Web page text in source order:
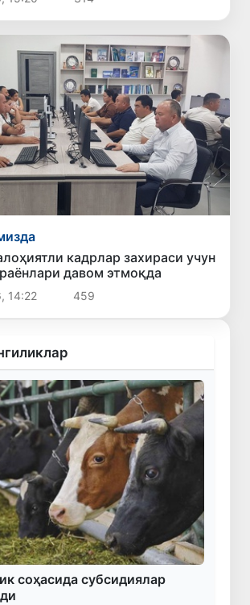
кадрлар захираси учун
давом этмоқда
14:22 459
соҳасида субсидиялар